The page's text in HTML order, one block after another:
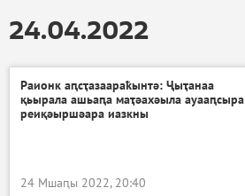
24.04.2022
Раионк аԥсҭазаараҟынтә: Ҷыҭанаа
қьырала ашьаԥа маҭәахәыла ауааԥсыра
реиқәыршәара иазкны
24 Мшаԥы 2022, 20:40